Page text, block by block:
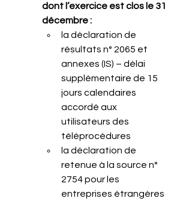
dont l’exercice est clos le 31
décembre :
la déclaration de
résultats n° 2065 et
annexes (IS) – délai
supplémentaire de 15
jours calendaires
accordé aux
utilisateurs des
téléprocédures
la déclaration de
retenue à la source n°
2754 pour les
entreprises étrangères